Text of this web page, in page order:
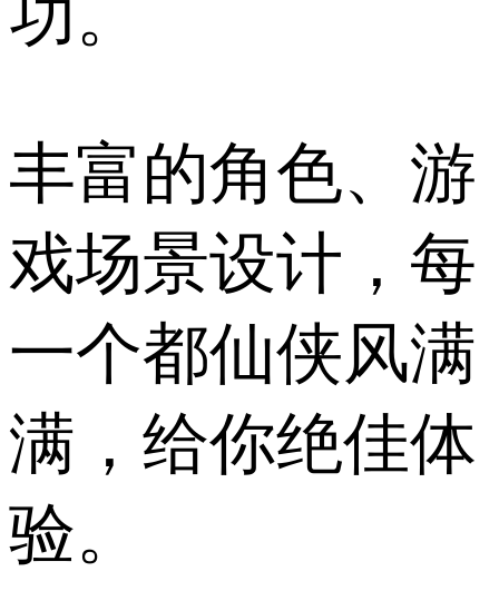
功。
丰富的角色、游
戏场景设计，每
一个都仙侠风满
满，给你绝佳体
验。